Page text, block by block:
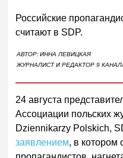
Российские
считают в SDP.
АВТОР:ИННА ЛЕВИЦКАЯ
ЖУРНАЛИСТ И РЕДАКТОР 9
24 августа
Ассоциации польских
Dziennikarzy Polskich,
заявлением, в котором